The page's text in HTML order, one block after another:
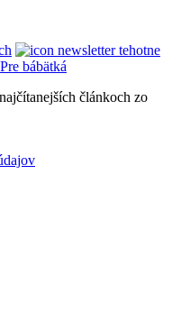
Pre bábätká
článkoch zo